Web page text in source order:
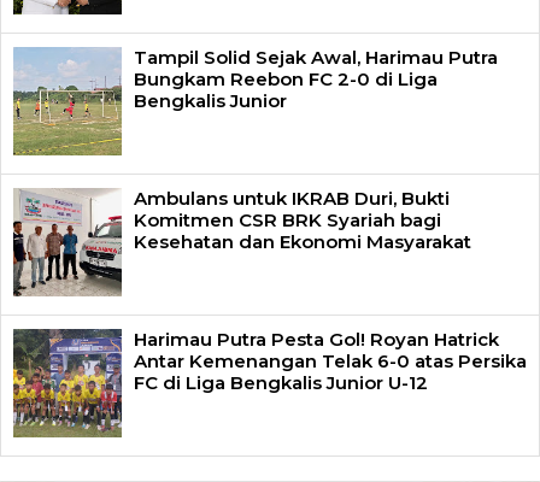
Tampil Solid Sejak Awal, Harimau Putra
Bungkam Reebon FC 2-0 di Liga
Bengkalis Junior
Ambulans untuk IKRAB Duri, Bukti
Komitmen CSR BRK Syariah bagi
Kesehatan dan Ekonomi Masyarakat
Harimau Putra Pesta Gol! Royan Hatrick
Antar Kemenangan Telak 6-0 atas Persika
FC di Liga Bengkalis Junior U-12